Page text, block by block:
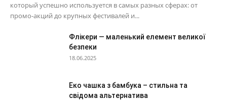
который успешно используется в самых разных сферах: от
промо-акций до крупных фестивалей и...
Флікери — маленький елемент великої
безпеки
18.06.2025
Еко чашка з бамбука – стильна та
свідома альтернатива